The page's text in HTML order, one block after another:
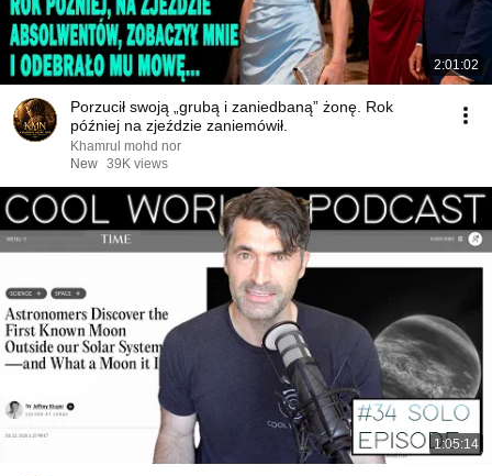
2:01:02
Porzucił swoją „grubą i zaniedbaną” żonę. Rok
później na zjeździe zaniemówił.
Khamrul mohd nor
New 39K views
1:05:14